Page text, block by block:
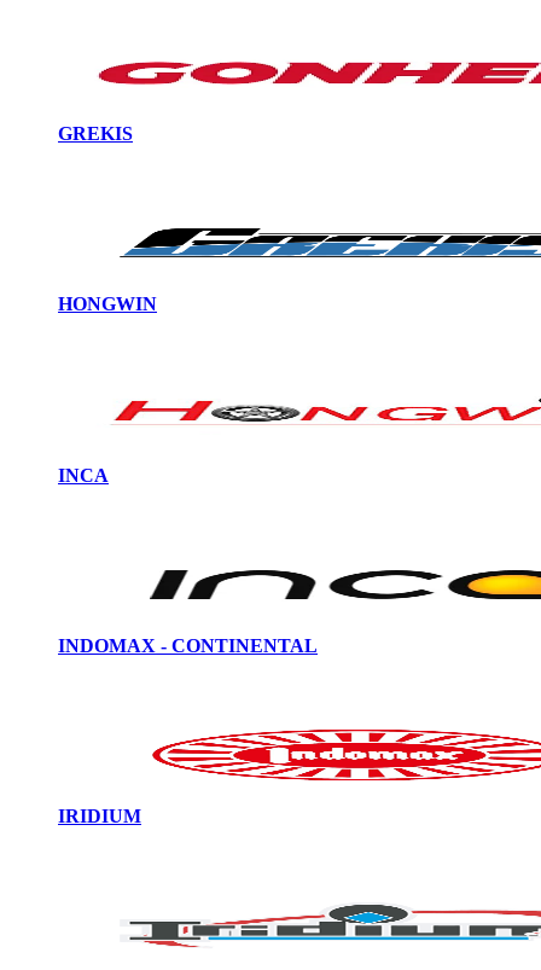
GREKIS
HONGWIN
INCA
INDOMAX - CONTINENTAL
IRIDIUM